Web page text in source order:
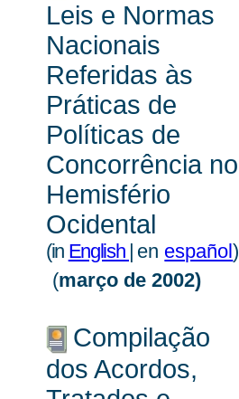
Leis e Normas
Nacionais
Referidas às
Práticas de
Políticas de
Concorrência no
Hemisfério
Ocidental
(in English | en español)
(março de 2002)
Compilação
dos Acordos,